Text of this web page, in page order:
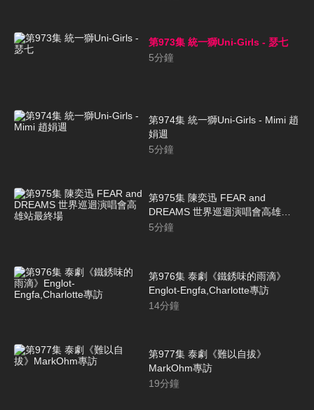
第973集 統一獅Uni-Girls - 瑟七
5分鐘
第974集 統一獅Uni-Girls - Mimi 趙
娟週
5分鐘
第975集 陳奕迅 FEAR and
DREAMS 世界巡迴演唱會高雄站
最終場
5分鐘
第976集 泰劇《鐵銹味的雨滴》
Englot-Engfa,Charlotte專訪
14分鐘
第977集 泰劇《難以自拔》
MarkOhm專訪
19分鐘